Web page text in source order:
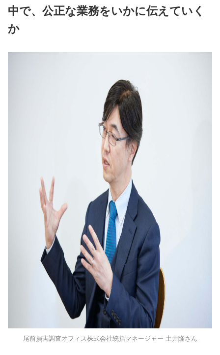
中で、公正な業務をいかに伝えていく
か
尾前損害調査オフィス株式会社統括マネージャー 土井隆さん